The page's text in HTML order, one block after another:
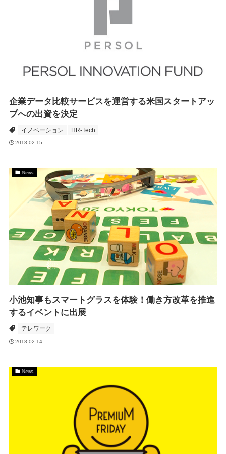
企業データ比較サービスを運営する米国スタートアッ
プへの出資を決定
イノベーション HR-Tech
2018.02.15
News
小池知事もスマートグラスを体験！働き方改革を推進
するイベントに出展
テレワーク
2018.02.14
News